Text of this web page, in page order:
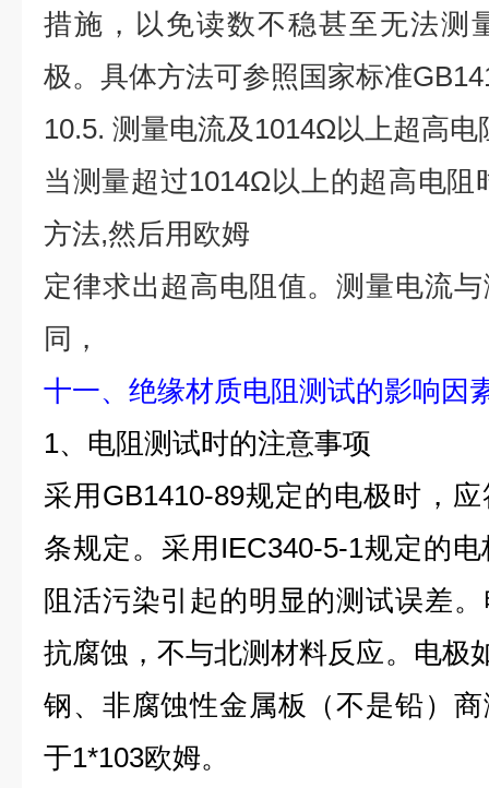
措施，以免读数不稳甚至无法测
极。具体方法可参照国家标准
10.5. 测量电流及1014Ω以上超高电
当测量超过1014Ω以上的超高电阻
方法,然后用欧姆
定律求出超高电阻值。测量电流
同，
十一、绝缘材质电阻测试的影响因
1、电阻测试时的注意事项
采用GB1410-89规定的电极时，
条规定。采用IEC340-5-1规定的
阻活污染引起的明显的测试误差
抗腐蚀，不与北测材料反应。电极
钢、非腐蚀性金属板（不是铅）
于1*103欧姆。